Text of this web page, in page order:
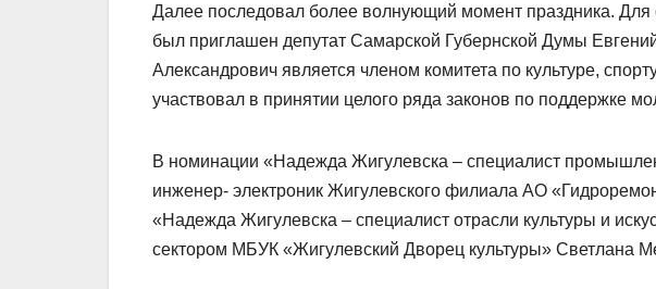
Далее последовал более волнующий момент праздника. Для
был приглашен депутат Самарской Губернской Думы
Александрович является членом комитета по культуре,
участвовал в принятии целого ряда законов по поддержке
В номинации «Надежда Жигулевска – специалист
инженер- электроник Жигулевского филиала АО
«Надежда Жигулевска – специалист отрасли культуры и
сектором МБУК «Жигулевский Дворец культуры» Светлана